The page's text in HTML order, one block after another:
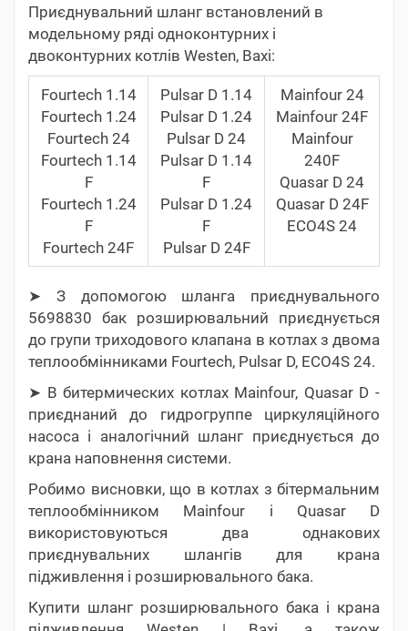
Приєднувальний шланг встановлений в
модельному ряді одноконтурних і
двоконтурних котлів Westen, Baxi:
Fourtech 1.14
Fourtech 1.24
Fourtech 24
Fourtech 1.14
F
Fourtech 1.24
F
Fourtech 24F
Pulsar D 1.14
Pulsar D 1.24
Pulsar D 24
Pulsar D 1.14
F
Pulsar D 1.24
F
Pulsar D 24F
Mainfour 24
Mainfour 24F
Mainfour
240F
Quasar D 24
Quasar D 24F
ECO4S 24
➤ З допомогою шланга приєднувального
5698830 бак розширювальний приєднується
до групи триходового клапана в котлах з двома
теплообмінниками Fourtech, Pulsar D, ECO4S 24.
➤ В битермических котлах Mainfour, Quasar D -
приєднаний до гидрогруппе циркуляційного
насоса і аналогічний шланг приєднується до
крана наповнення системи.
Робимо висновки, що в котлах з бітермальним
теплообмінником Mainfour і Quasar D
використовуються два однакових
приєднувальних шлангів для крана
підживлення і розширювального бака.
Купити шланг розширювального бака і крана